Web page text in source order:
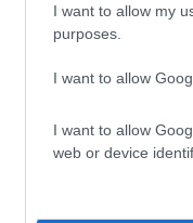
I want to allow my
purposes.
I want to allow
I want to allow
web or device